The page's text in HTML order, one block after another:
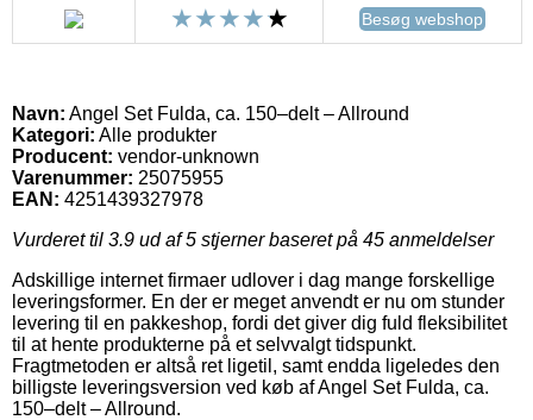
Besøg webshop
Navn: Angel Set Fulda, ca. 150–delt – Allround
Kategori: Alle produkter
Producent: vendor-unknown
Varenummer: 25075955
EAN: 4251439327978
Vurderet til 3.9 ud af 5 stjerner baseret på 45 anmeldelser
Adskillige internet firmaer udlover i dag mange forskellige
leveringsformer. En der er meget anvendt er nu om stunder
levering til en pakkeshop, fordi det giver dig fuld fleksibilitet
til at hente produkterne på et selvvalgt tidspunkt.
Fragtmetoden er altså ret ligetil, samt endda ligeledes den
billigste leveringsversion ved køb af Angel Set Fulda, ca.
150–delt – Allround.